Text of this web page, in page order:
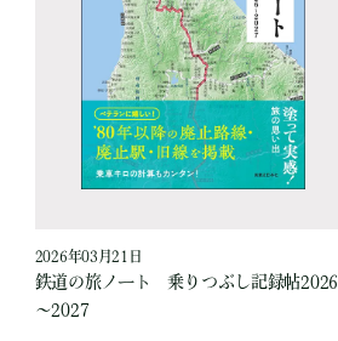
2026年03月21日
鉄道の旅ノート 乗りつぶし記録帖2026
～2027